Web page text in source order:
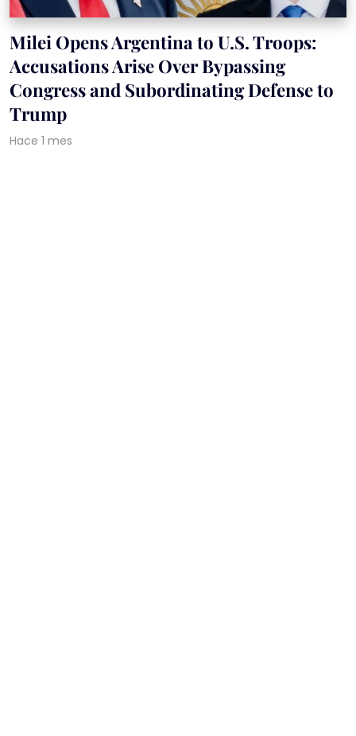
Milei Opens Argentina to U.S. Troops:
Accusations Arise Over Bypassing
Congress and Subordinating Defense to
Trump
Hace 1 mes